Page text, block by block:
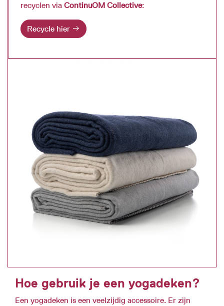
recyclen via ContinuOM Collective:
Recycle hier
Hoe gebruik je een yogadeken?
Een yogadeken is een veelzijdig accessoire. Er zijn